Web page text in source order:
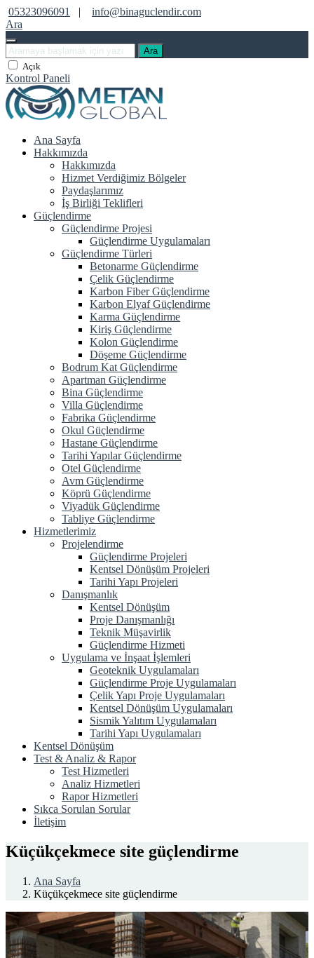
05323096091 |
info@binaguclendir.com
Ara
Ara
Açık
Kontrol Paneli
Ana Sayfa
Hakkımızda
Hakkımızda
Hizmet Verdiğimiz Bölgeler
Paydaşlarımız
İş Birliği Teklifleri
Güçlendirme
Güçlendirme Projesi
Güçlendirme Uygulamaları
Güçlendirme Türleri
Betonarme Güçlendirme
Çelik Güçlendirme
Karbon Fiber Güçlendirme
Karbon Elyaf Güçlendirme
Karma Güçlendirme
Kiriş Güçlendirme
Kolon Güçlendirme
Döşeme Güçlendirme
Bodrum Kat Güçlendirme
Apartman Güçlendirme
Bina Güçlendirme
Villa Güçlendirme
Fabrika Güçlendirme
Okul Güçlendirme
Hastane Güçlendirme
Tarihi Yapılar Güçlendirme
Otel Güçlendirme
Avm Güçlendirme
Köprü Güçlendirme
Viyadük Güçlendirme
Tabliye Güçlendirme
Hizmetlerimiz
Projelendirme
Güçlendirme Projeleri
Kentsel Dönüşüm Projeleri
Tarihi Yapı Projeleri
Danışmanlık
Kentsel Dönüşüm
Proje Danışmanlığı
Teknik Müşavirlik
Güçlendirme Hizmeti
Uygulama ve İnşaat İşlemleri
Geoteknik Uygulamaları
Güçlendirme Proje Uygulamaları
Çelik Yapı Proje Uygulamaları
Kentsel Dönüşüm Uygulamaları
Sismik Yalıtım Uygulamaları
Tarihi Yapı Uygulamaları
Kentsel Dönüşüm
Test & Analiz & Rapor
Test Hizmetleri
Analiz Hizmetleri
Rapor Hizmetleri
Sıkca Sorulan Sorular
İletişim
Küçükçekmece site güçlendirme
Ana Sayfa
Küçükçekmece site güçlendirme